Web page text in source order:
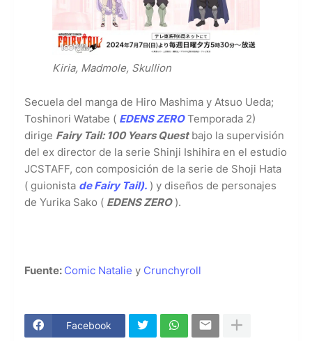
Kiria, Madmole, Skullion
Secuela del manga de Hiro Mashima y Atsuo Ueda;
Toshinori Watabe ( EDENS ZEROTemporada 2)
dirige Fairy Tail: 100 Years Questbajo la supervisión
del ex director de la serie Shinji Ishihira en el estudio
JCSTAFF, con composición de la serie de Shoji Hata
( guionista de Fairy Tail). ) y diseños de personajes
de Yurika Sako ( EDENS ZERO).
Fuente: Comic Natalie y Crunchyroll
Facebook